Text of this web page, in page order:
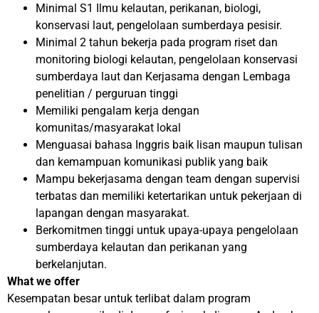
Minimal S1 Ilmu kelautan, perikanan, biologi,
konservasi laut, pengelolaan sumberdaya pesisir.
Minimal 2 tahun bekerja pada program riset dan
monitoring biologi kelautan, pengelolaan konservasi
sumberdaya laut dan Kerjasama dengan Lembaga
penelitian / perguruan tinggi
Memiliki pengalam kerja dengan
komunitas/masyarakat lokal
Menguasai bahasa Inggris baik lisan maupun tulisan
dan kemampuan komunikasi publik yang baik
Mampu bekerjasama dengan team dengan supervisi
terbatas dan memiliki ketertarikan untuk pekerjaan di
lapangan dengan masyarakat.
Berkomitmen tinggi untuk upaya-upaya pengelolaan
sumberdaya kelautan dan perikanan yang
berkelanjutan.
What we offer
Kesempatan besar untuk terlibat dalam program